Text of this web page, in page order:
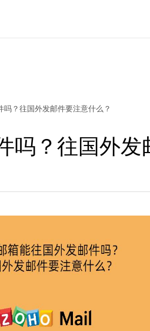
吗？往国外发邮件要注意什么？
吗？往国外